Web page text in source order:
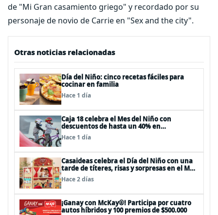
de "Mi Gran casamiento griego" y recordado por su
personaje de novio de Carrie en "Sex and the city".
Otras noticias relacionadas
Día del Niño: cinco recetas fáciles para
cocinar en familia
Hace 1 día
Caja 18 celebra el Mes del Niño con
descuentos de hasta un 40% en
panoramas, cine, shows y streaming
Hace 1 día
Casaideas celebra el Día del Niño con una
tarde de títeres, risas y sorpresas en el Mall
Plaza Vespucio
Hace 2 días
¡Ganay con McKay®! Participa por cuatro
autos híbridos y 100 premios de $500.000